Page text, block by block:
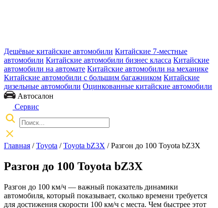
Дешёвые китайские автомобили Китайские 7-местные
автомобили Китайские автомобили бизнес класса Китайские
автомобили на автомате Китайские автомобили на механике
Китайские автомобили с большим багажником Китайские
дизельные автомобили Оцинкованные китайские автомобили
Автосалон
Сервис
Главная /Toyota /Toyota bZ3X / Разгон до 100 Toyota bZ3X
Разгон до 100 Toyota bZ3X
Разгон до 100 км/ч — важный показатель динамики
автомобиля, который показывает, сколько времени требуется
для достижения скорости 100 км/ч с места. Чем быстрее этот